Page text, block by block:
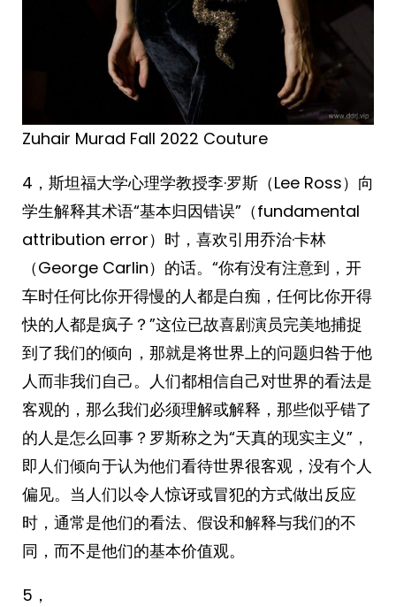
Zuhair Murad Fall 2022 Couture
​​​4，斯坦福大学心理学教授李·罗斯（Lee Ross）向
学生解释其术语“基本归因错误”（fundamental
attribution error）时，喜欢引用乔治·卡林
（George Carlin）的话。“你有没有注意到，开
车时任何比你开得慢的人都是白痴，任何比你开得
快的人都是疯子？”这位已故喜剧演员完美地捕捉
到了我们的倾向，那就是将世界上的问题归咎于他
人而非我们自己。人们都相信自己对世界的看法是
客观的，那么我们必须理解或解释，那些似乎错了
的人是怎么回事？罗斯称之为“天真的现实主义”，
即人们倾向于认为他们看待世界很客观，没有个人
偏见。当人们以令人惊讶或冒犯的方式做出反应
时，通常是他们的看法、假设和解释与我们的不
同，而不是他们的基本价值观。
5，